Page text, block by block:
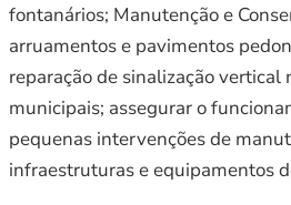
fontanários; Manutenção e
arruamentos e pavimentos
reparação de sinalização
municipais; assegurar o
pequenas intervenções de
infraestruturas e equipamentos